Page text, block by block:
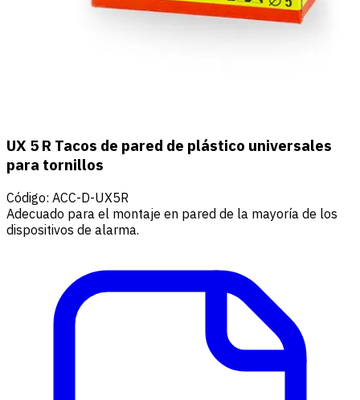
UX 5 R Tacos de pared de plástico universales
para tornillos
Código: ACC-D-UX5R
Adecuado para el montaje en pared de la mayoría de los
dispositivos de alarma.